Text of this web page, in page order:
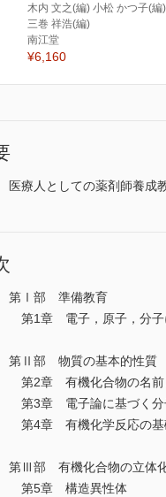
木内 文之(編) 小松 かつ子(編)
三巻 祥浩(編)
南江堂
¥6,160
医療人としての薬剤師養成
第Ⅰ部 準備教育
第1章 電子，原子，分子
第Ⅱ部 物質の基本的性質
第2章 有機化合物の名前
第3章 電子論に基づく分
第4章 有機化学反応の基
第Ⅲ部 有機化合物の立体
第5章 構造異性体